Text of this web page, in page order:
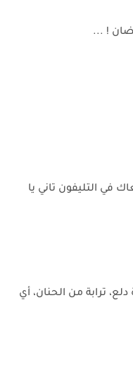
! ...
التليفون تاني يا
ترابة من الحنان، أي